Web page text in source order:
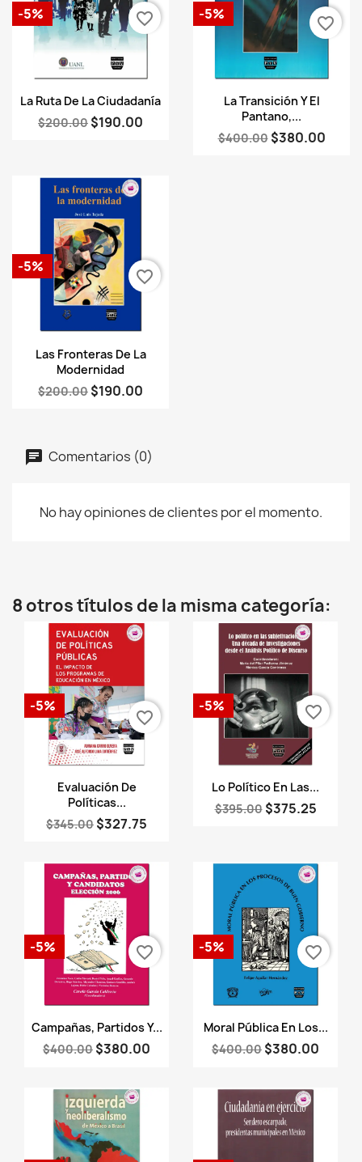
Vista rápida
La Ruta De La Ciudadanía
$200.00 $190.00
-5% favorite_border
Vista rápida
La Transición Y El
Pantano,...
$400.00 $380.00
-5%
favorite_border
Vista rápida
Las Fronteras De La
Modernidad
$200.00 $190.00
-5%
favorite_border
Comentarios (0)
No hay opiniones de clientes por el momento.
8 otros títulos de la misma categoría:
Vista rápida
Evaluación De
Políticas...
$345.00 $327.75
-5%
favorite_border
Vista rápida
Lo Político En Las...
$395.00 $375.25
-5% favorite_border
Vista rápida
Campañas, Partidos Y...
$400.00 $380.00
-5% favorite_border
 Vista rápida
Moral Pública En Los...
$400.00 $380.00
-5% favorite_border